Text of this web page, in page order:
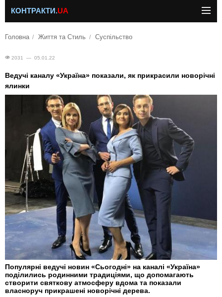
КОНТРАКТИ.UA
Головна Життя та Стиль Суспільство
2031 — 05.01.22
Ведучі каналу «Україна» показали, як прикрасили новорічні
ялинки
Популярні ведучі новин «Сьогодні» на каналі «Україна»
поділились родинними традиціями, що допомагають
створити святкову атмосферу вдома та показали
власноруч прикрашені новорічні дерева.